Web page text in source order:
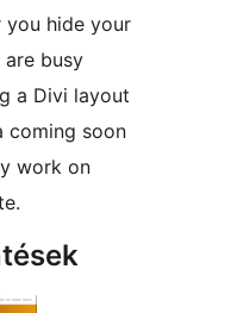
you hide your
busy
a Divi layout
coming soon
work on